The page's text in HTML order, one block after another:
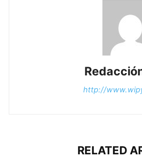
http://
RELATED